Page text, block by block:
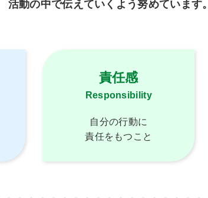
活動の中で伝えていくよう努めています。
責任感
Responsibility
自分の行動に
責任をもつこと